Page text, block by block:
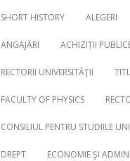
SHORT HISTORY ALEGERI
ANGAJĂRI ACHIZIȚII
RECTORII UNIVERSITĂŢII
FACULTY OF PHYSICS
CONSILIUL PENTRU STUDIILE
DREPT ECONOMIE ŞI